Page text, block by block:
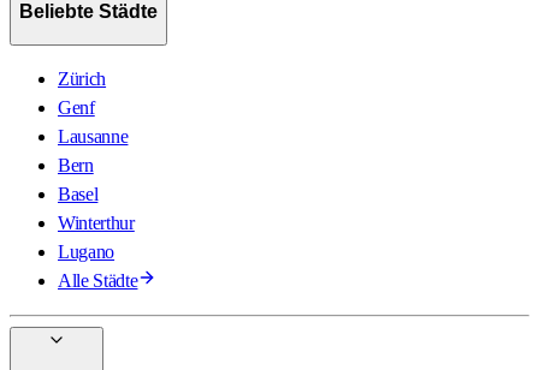
Beliebte Städte
Zürich
Genf
Lausanne
Bern
Basel
Winterthur
Lugano
Alle Städte